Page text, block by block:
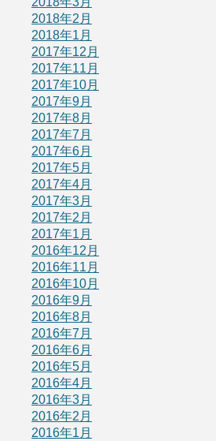
2018年2月
2018年1月
2017年12月
2017年11月
2017年10月
2017年9月
2017年8月
2017年7月
2017年6月
2017年5月
2017年4月
2017年3月
2017年2月
2017年1月
2016年12月
2016年11月
2016年10月
2016年9月
2016年8月
2016年7月
2016年6月
2016年5月
2016年4月
2016年3月
2016年2月
2016年1月